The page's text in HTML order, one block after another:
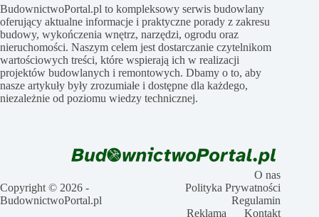
BudownictwoPortal.pl to kompleksowy serwis budowlany
oferujący aktualne informacje i praktyczne porady z zakresu
budowy, wykończenia wnętrz, narzędzi, ogrodu oraz
nieruchomości. Naszym celem jest dostarczanie czytelnikom
wartościowych treści, które wspierają ich w realizacji
projektów budowlanych i remontowych. Dbamy o to, aby
nasze artykuły były zrozumiałe i dostępne dla każdego,
niezależnie od poziomu wiedzy technicznej.
Copyright © 2026 -
BudownictwoPortal.pl
O nas
Polityka Prywatności
Regulamin
Reklama
Kontakt